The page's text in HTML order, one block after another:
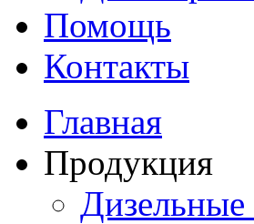
Помощь
Контакты
Главная
Продукция
Дизельные